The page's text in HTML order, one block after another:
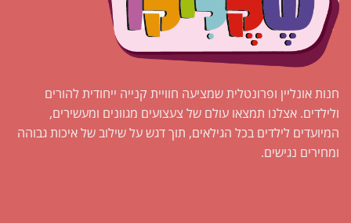
חנות אונליין ופרונטלית שמציעה חוויית קנייה ייחודית להורים
ולילדים. אצלנו תמצאו עולם של צעצועים מגוונים ומעשירים,
המיועדים לילדים בכל הגילאים, תוך דגש על שילוב של איכות גבוהה
ומחירים נגישים.